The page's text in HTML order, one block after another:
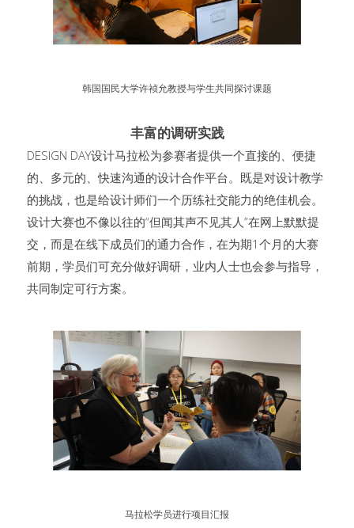
韩国国民大学许祯允教授与学生共同探讨课题
丰富的调研实践
DESIGN DAY设计马拉松为参赛者提供一个直接的、便捷
的、多元的、快速沟通的设计合作平台。既是对设计教学
的挑战，也是给设计师们一个历练社交能力的绝佳机会。
设计大赛也不像以往的“但闻其声不见其人”在网上默默提
交，而是在线下成员们的通力合作，在为期1个月的大赛
前期，学员们可充分做好调研，业内人士也会参与指导，
共同制定可行方案。
马拉松学员进行项目汇报